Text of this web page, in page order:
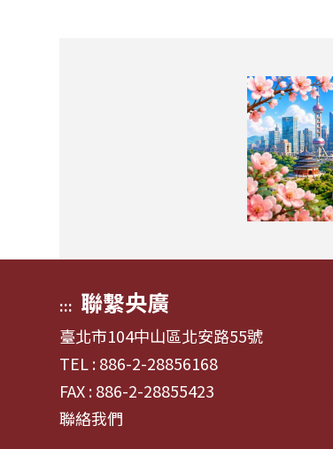
::: 聯繫央廣
臺北市104中山區北安路55號
TEL : 886-2-28856168
FAX : 886-2-28855423
聯絡我們